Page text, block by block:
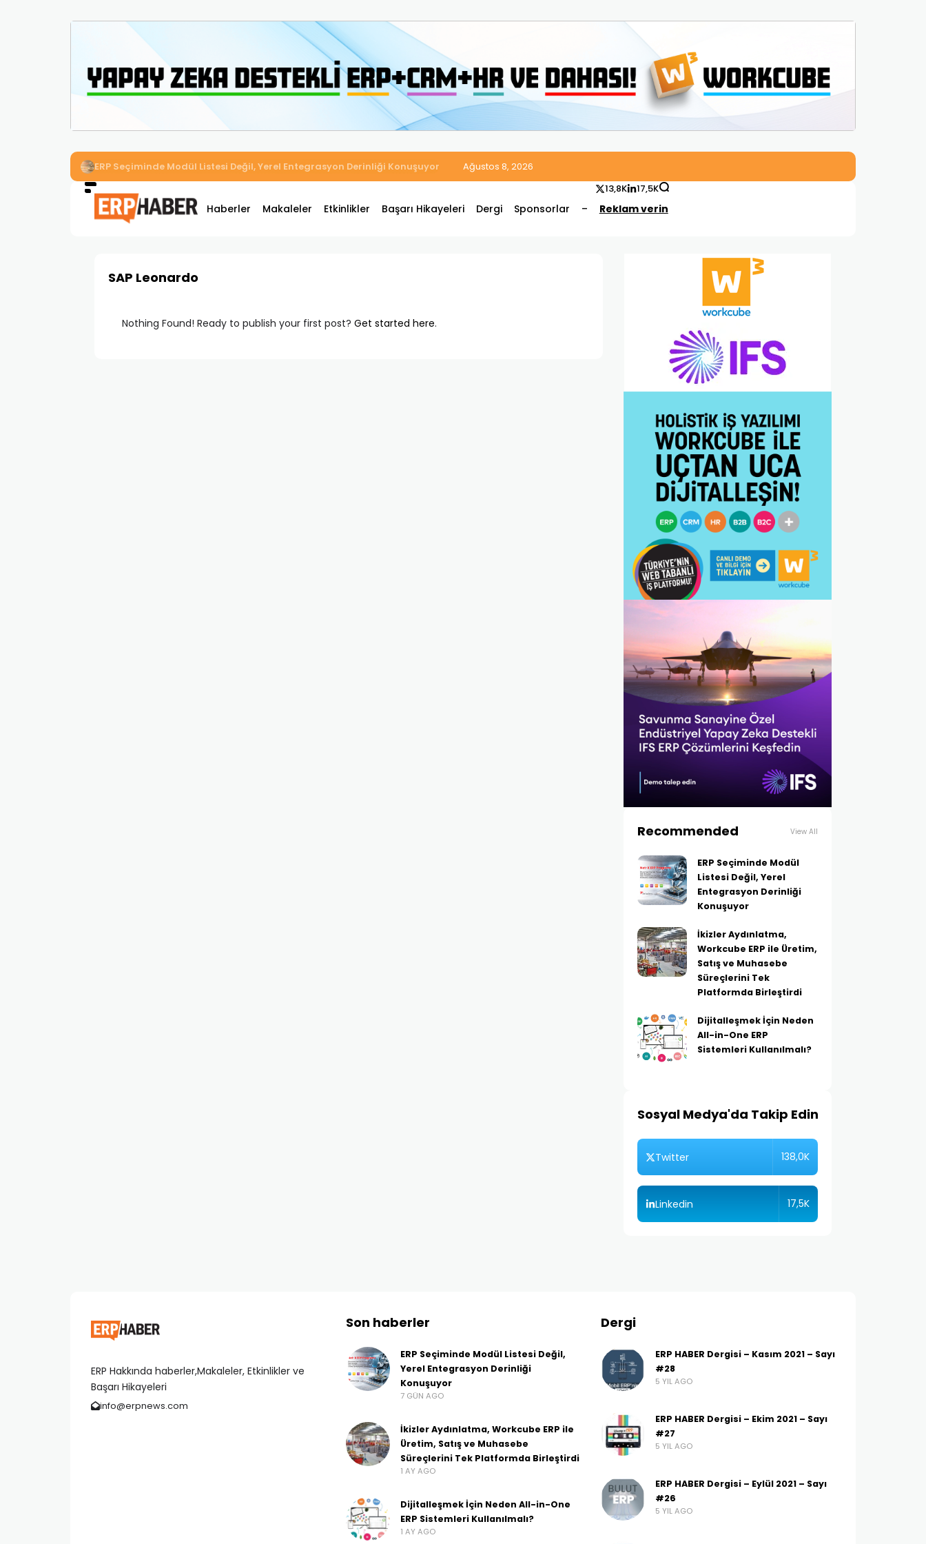
İkizler Aydınlatma, Workcube ERP ile Üretim, Satış ve Muhasebe Süreçlerini Tek Platformda Birleştirdi
Ağustos 8, 2026
Haberler Makaleler Etkinlikler Başarı Hikayeleri Dergi Sponsorlar – Reklam verin
13,8K 17,5K
SAP Leonardo
Nothing Found! Ready to publish your first post? Get started here.
Recommended View All
ERP Seçiminde Modül
Listesi Değil, Yerel
Entegrasyon Derinliği
Konuşuyor
İkizler Aydınlatma,
Workcube ERP ile Üretim,
Satış ve Muhasebe
Süreçlerini Tek
Platformda Birleştirdi
Dijitalleşmek İçin Neden
All-in-One ERP
Sistemleri Kullanılmalı?
Sosyal Medya'da Takip Edin
Twitter 138,0K
Linkedin 17,5K
ERP Hakkında haberler,Makaleler, Etkinlikler ve
Başarı Hikayeleri
info@erpnews.com
Son haberler
ERP Seçiminde Modül Listesi Değil,
Yerel Entegrasyon Derinliği
Konuşuyor
7 GÜN AGO
İkizler Aydınlatma, Workcube ERP ile
Üretim, Satış ve Muhasebe
Süreçlerini Tek Platformda Birleştirdi
1 AY AGO
Dijitalleşmek İçin Neden All-in-One
ERP Sistemleri Kullanılmalı?
1 AY AGO
Dergi
ERP HABER Dergisi – Kasım 2021 – Sayı
#28
5 YIL AGO
ERP HABER Dergisi – Ekim 2021 – Sayı
#27
5 YIL AGO
ERP HABER Dergisi – Eylül 2021 – Sayı
#26
5 YIL AGO